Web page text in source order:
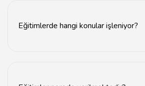
Eğitimlerde hangi konular işleniyor?